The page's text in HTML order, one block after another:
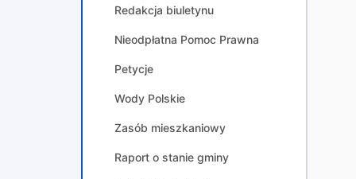
Redakcja biuletynu
Nieodpłatna Pomoc Prawna
Petycje
Wody Polskie
Zasób mieszkaniowy
Raport o stanie gminy